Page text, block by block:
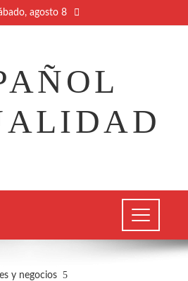
agosto 8
y negocios